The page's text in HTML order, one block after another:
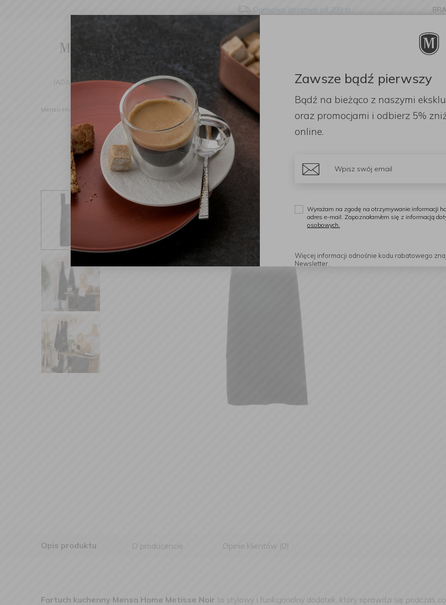
Darmowa dostawa od 299 zł
JADALNIA KUCHNIA DOM DEKORACJE ZAPACHY DODATKI OGRÓD
Mensa Home Tekstylia Fartuch kuchenny 90x70cm Metisse Noir
Opis produktu O producencie Opinie klientów (0)
Fartuch kuchenny Mensa Home Metisse Noir to stylowy i funkcjonalny dodatek, który sprawdzi się podczas
Change language?
We've detected that your browser language is not Polish. Would you
switch to the English version of our website?
Stay here Switch to
Zawsze bądź pierwszy
Bądź na bieżąco z naszymi
oraz promocjami i odbierz 5%
online.
Wyrażam na zgodę na otrzymywanie informacji
adres e-mail. Zapoznałam/em się z informacją
osobowych.
Więcej informacji odnośnie kodu rabatowego
Newsletter.